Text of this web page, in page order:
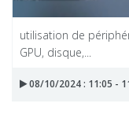
utilisation de
GPU, disque,...
08/10/2024 : 11:05 -